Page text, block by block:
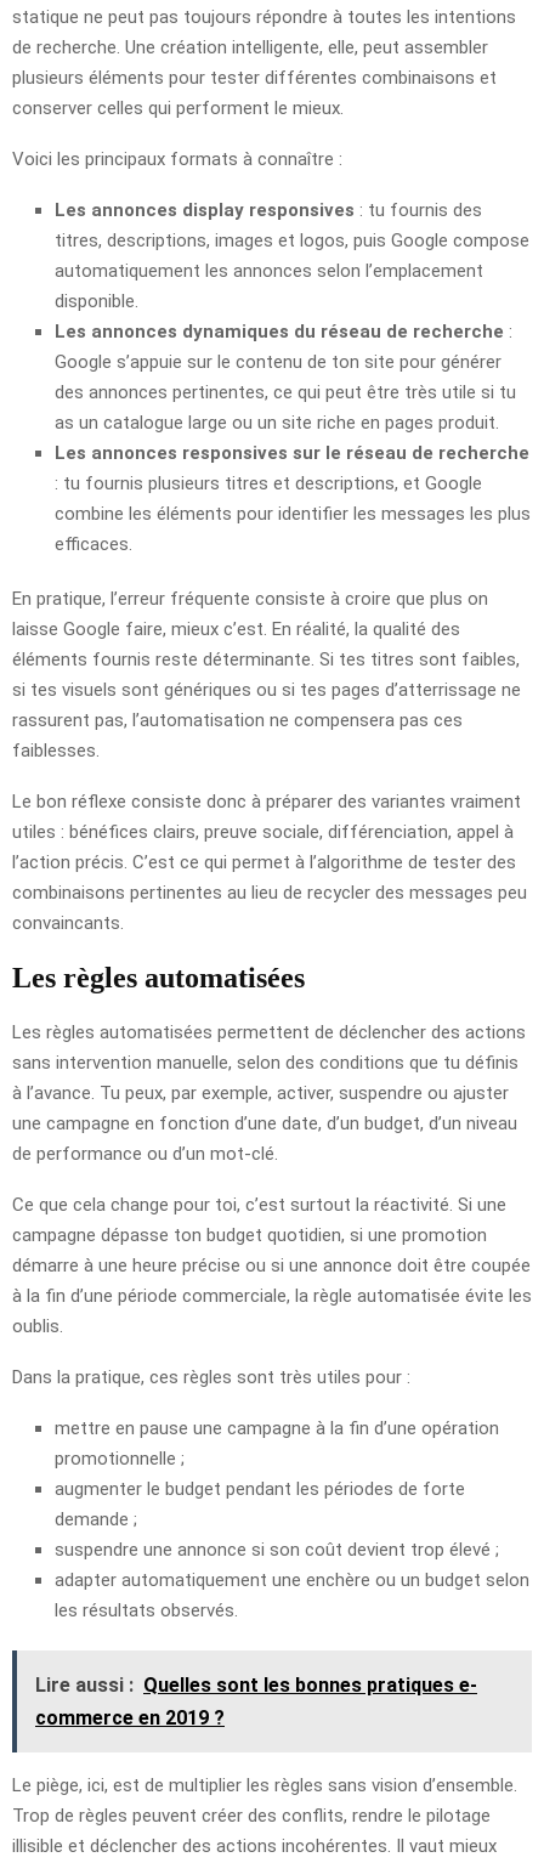
statique ne peut pas toujours répondre à toutes les intentions
de recherche. Une création intelligente, elle, peut assembler
plusieurs éléments pour tester différentes combinaisons et
conserver celles qui performent le mieux.
Voici les principaux formats à connaître :
Les annonces display responsives : tu fournis des
titres, descriptions, images et logos, puis Google compose
automatiquement les annonces selon l’emplacement
disponible.
Les annonces dynamiques du réseau de recherche :
Google s’appuie sur le contenu de ton site pour générer
des annonces pertinentes, ce qui peut être très utile si tu
as un catalogue large ou un site riche en pages produit.
Les annonces responsives sur le réseau de recherche
: tu fournis plusieurs titres et descriptions, et Google
combine les éléments pour identifier les messages les plus
efficaces.
En pratique, l’erreur fréquente consiste à croire que plus on
laisse Google faire, mieux c’est. En réalité, la qualité des
éléments fournis reste déterminante. Si tes titres sont faibles,
si tes visuels sont génériques ou si tes pages d’atterrissage ne
rassurent pas, l’automatisation ne compensera pas ces
faiblesses.
Le bon réflexe consiste donc à préparer des variantes vraiment
utiles : bénéfices clairs, preuve sociale, différenciation, appel à
l’action précis. C’est ce qui permet à l’algorithme de tester des
combinaisons pertinentes au lieu de recycler des messages peu
convaincants.
Les règles automatisées
Les règles automatisées permettent de déclencher des actions
sans intervention manuelle, selon des conditions que tu définis
à l’avance. Tu peux, par exemple, activer, suspendre ou ajuster
une campagne en fonction d’une date, d’un budget, d’un niveau
de performance ou d’un mot-clé.
Ce que cela change pour toi, c’est surtout la réactivité. Si une
campagne dépasse ton budget quotidien, si une promotion
démarre à une heure précise ou si une annonce doit être coupée
à la fin d’une période commerciale, la règle automatisée évite les
oublis.
Dans la pratique, ces règles sont très utiles pour :
mettre en pause une campagne à la fin d’une opération
promotionnelle ;
augmenter le budget pendant les périodes de forte
demande ;
suspendre une annonce si son coût devient trop élevé ;
adapter automatiquement une enchère ou un budget selon
les résultats observés.
Lire aussi : Quelles sont les bonnes pratiques e-
commerce en 2019 ?
Le piège, ici, est de multiplier les règles sans vision d’ensemble.
Trop de règles peuvent créer des conflits, rendre le pilotage
illisible et déclencher des actions incohérentes. Il vaut mieux